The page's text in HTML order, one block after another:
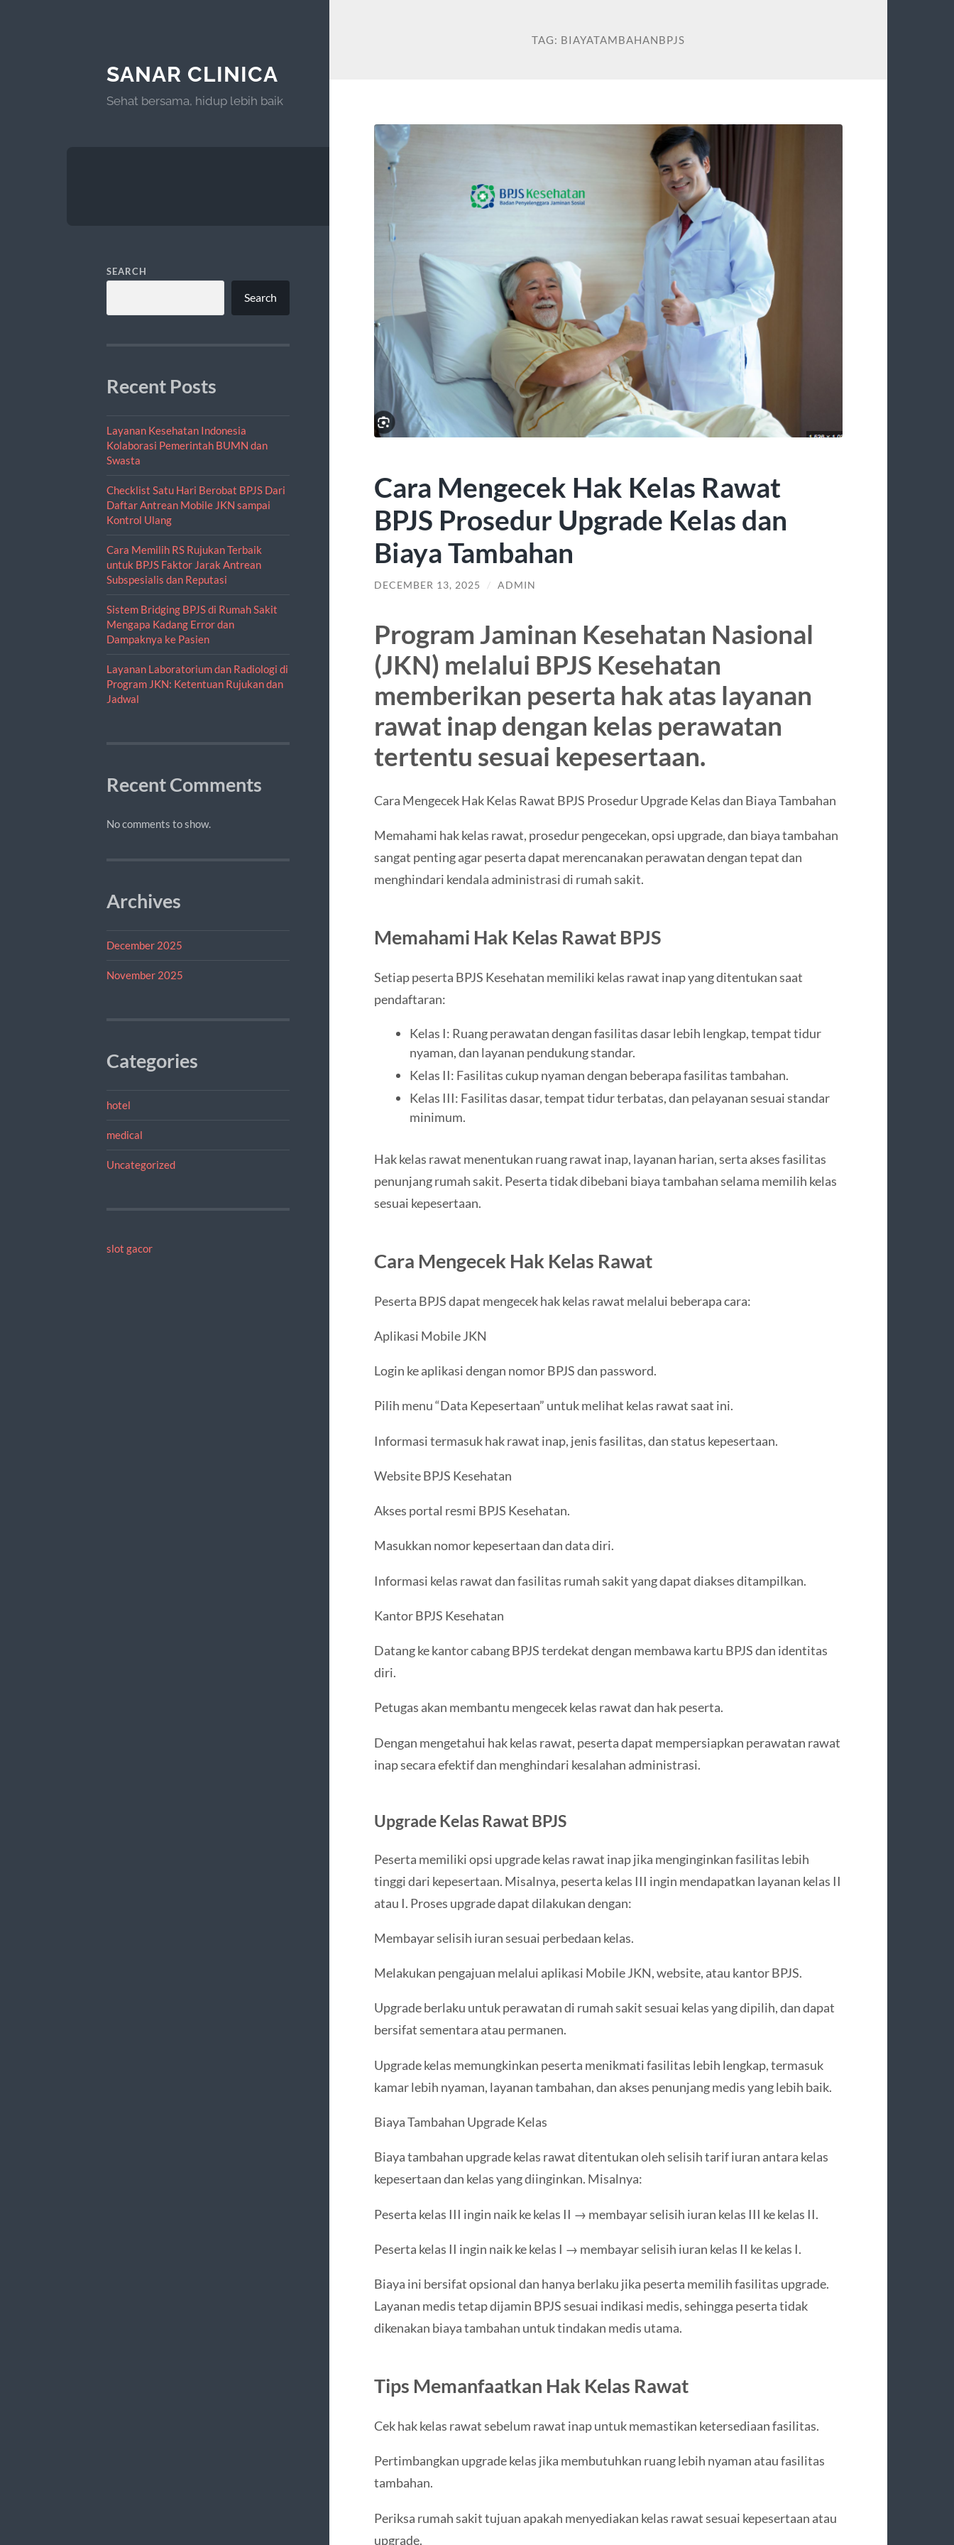
SANAR CLINICA
Sehat bersama, hidup lebih baik
SEARCH
Search
Recent Posts
Layanan Kesehatan Indonesia
Kolaborasi Pemerintah BUMN dan
Swasta
Checklist Satu Hari Berobat BPJS Dari
Daftar Antrean Mobile JKN sampai
Kontrol Ulang
Cara Memilih RS Rujukan Terbaik
untuk BPJS Faktor Jarak Antrean
Subspesialis dan Reputasi
Sistem Bridging BPJS di Rumah Sakit
Mengapa Kadang Error dan
Dampaknya ke Pasien
Layanan Laboratorium dan Radiologi di
Program JKN: Ketentuan Rujukan dan
Jadwal
Recent Comments
No comments to show.
Archives
December 2025
November 2025
Categories
hotel
medical
Uncategorized
slot gacor
TAG: BIAYATAMBAHANBPJS
Cara Mengecek Hak Kelas Rawat
BPJS Prosedur Upgrade Kelas dan
Biaya Tambahan
DECEMBER 13, 2025 / ADMIN
Program Jaminan Kesehatan Nasional
(JKN) melalui BPJS Kesehatan
memberikan peserta hak atas layanan
rawat inap dengan kelas perawatan
tertentu sesuai kepesertaan.
Cara Mengecek Hak Kelas Rawat BPJS Prosedur Upgrade Kelas dan Biaya Tambahan
Memahami hak kelas rawat, prosedur pengecekan, opsi upgrade, dan biaya tambahan
sangat penting agar peserta dapat merencanakan perawatan dengan tepat dan
menghindari kendala administrasi di rumah sakit.
Memahami Hak Kelas Rawat BPJS
Setiap peserta BPJS Kesehatan memiliki kelas rawat inap yang ditentukan saat
pendaftaran:
Kelas I: Ruang perawatan dengan fasilitas dasar lebih lengkap, tempat tidur
nyaman, dan layanan pendukung standar.
Kelas II: Fasilitas cukup nyaman dengan beberapa fasilitas tambahan.
Kelas III: Fasilitas dasar, tempat tidur terbatas, dan pelayanan sesuai standar
minimum.
Hak kelas rawat menentukan ruang rawat inap, layanan harian, serta akses fasilitas
penunjang rumah sakit. Peserta tidak dibebani biaya tambahan selama memilih kelas
sesuai kepesertaan.
Cara Mengecek Hak Kelas Rawat
Peserta BPJS dapat mengecek hak kelas rawat melalui beberapa cara:
Aplikasi Mobile JKN
Login ke aplikasi dengan nomor BPJS dan password.
Pilih menu “Data Kepesertaan” untuk melihat kelas rawat saat ini.
Informasi termasuk hak rawat inap, jenis fasilitas, dan status kepesertaan.
Website BPJS Kesehatan
Akses portal resmi BPJS Kesehatan.
Masukkan nomor kepesertaan dan data diri.
Informasi kelas rawat dan fasilitas rumah sakit yang dapat diakses ditampilkan.
Kantor BPJS Kesehatan
Datang ke kantor cabang BPJS terdekat dengan membawa kartu BPJS dan identitas
diri.
Petugas akan membantu mengecek kelas rawat dan hak peserta.
Dengan mengetahui hak kelas rawat, peserta dapat mempersiapkan perawatan rawat
inap secara efektif dan menghindari kesalahan administrasi.
Upgrade Kelas Rawat BPJS
Peserta memiliki opsi upgrade kelas rawat inap jika menginginkan fasilitas lebih
tinggi dari kepesertaan. Misalnya, peserta kelas III ingin mendapatkan layanan kelas II
atau I. Proses upgrade dapat dilakukan dengan:
Membayar selisih iuran sesuai perbedaan kelas.
Melakukan pengajuan melalui aplikasi Mobile JKN, website, atau kantor BPJS.
Upgrade berlaku untuk perawatan di rumah sakit sesuai kelas yang dipilih, dan dapat
bersifat sementara atau permanen.
Upgrade kelas memungkinkan peserta menikmati fasilitas lebih lengkap, termasuk
kamar lebih nyaman, layanan tambahan, dan akses penunjang medis yang lebih baik.
Biaya Tambahan Upgrade Kelas
Biaya tambahan upgrade kelas rawat ditentukan oleh selisih tarif iuran antara kelas
kepesertaan dan kelas yang diinginkan. Misalnya:
Peserta kelas III ingin naik ke kelas II → membayar selisih iuran kelas III ke kelas II.
Peserta kelas II ingin naik ke kelas I → membayar selisih iuran kelas II ke kelas I.
Biaya ini bersifat opsional dan hanya berlaku jika peserta memilih fasilitas upgrade.
Layanan medis tetap dijamin BPJS sesuai indikasi medis, sehingga peserta tidak
dikenakan biaya tambahan untuk tindakan medis utama.
Tips Memanfaatkan Hak Kelas Rawat
Cek hak kelas rawat sebelum rawat inap untuk memastikan ketersediaan fasilitas.
Pertimbangkan upgrade kelas jika membutuhkan ruang lebih nyaman atau fasilitas
tambahan.
Periksa rumah sakit tujuan apakah menyediakan kelas rawat sesuai kepesertaan atau
upgrade.